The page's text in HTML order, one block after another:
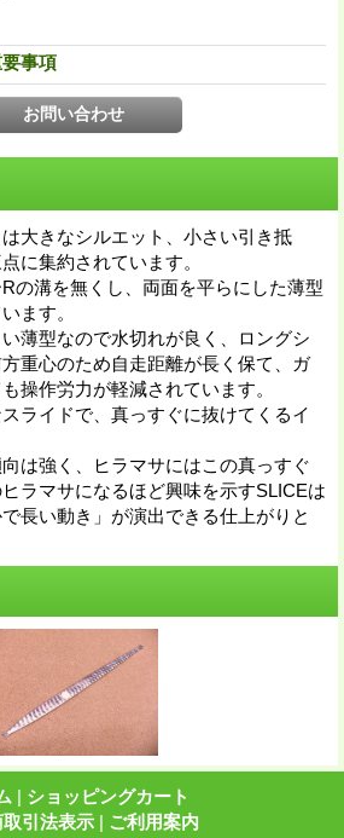
事項
大きなシルエット、小さい引き抵
に集約されています。
の溝を無くし、両面を平らにした薄型
ます。
薄型なので水切れが良く、ロングシ
重心のため自走距離が長く保て、ガ
操作労力が軽減されています。
ライドで、真っすぐに抜けてくるイ
は強く、ヒラマサにはこの真っすぐ
ラマサになるほど興味を示すSLICEは
で長い動き」が演出できる仕上がりと
| ショッピングカート
引法表示 | ご利用案内